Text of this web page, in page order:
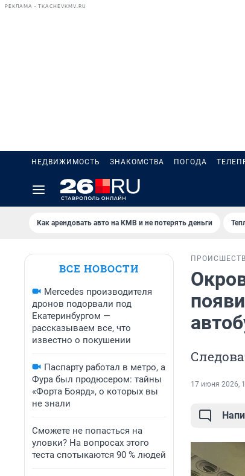
РЕКЛАМА • TKACHEVKMV.RU
НЕДВИЖИМОСТЬ ЗНАКОМСТВА ПОГОДА
Как арендовать авто на КМВ и не потерять деньги
ВСЕ НОВОСТИ
Mercedes производителя
дронов подорвали под
Екатеринбургом —
рассказываем все, что
известно о покушении
Паспарту работал в метро, а
Фура был продюсером: тайны
«Форта Боярд», о которых вы
не знали
Сможете не попасться на
уловки? На вопросах этого
теста спотыкаются 90 % людей
17 июня 2026,